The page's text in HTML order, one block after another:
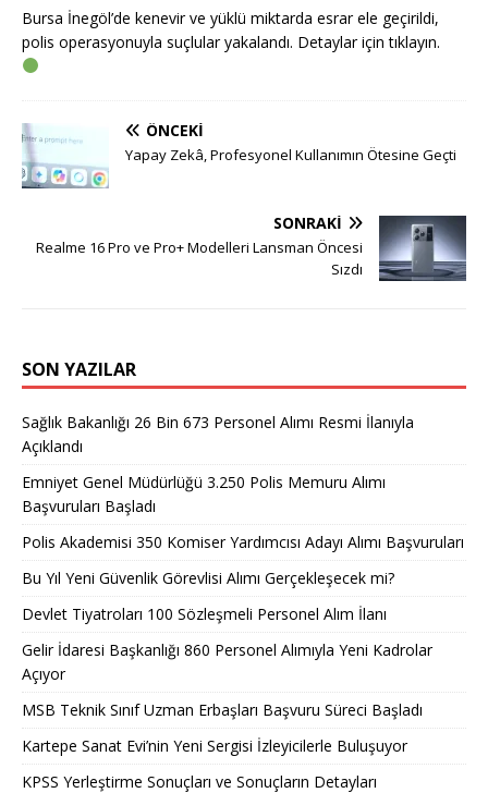
Bursa İnegöl’de kenevir ve yüklü miktarda esrar ele geçirildi,
polis operasyonuyla suçlular yakalandı. Detaylar için tıklayın.
ÖNCEKI
Yapay Zekâ, Profesyonel Kullanımın Ötesine Geçti
SONRAKI
Realme 16 Pro ve Pro+ Modelleri Lansman Öncesi
Sızdı
SON YAZILAR
Sağlık Bakanlığı 26 Bin 673 Personel Alımı Resmi İlanıyla
Açıklandı
Emniyet Genel Müdürlüğü 3.250 Polis Memuru Alımı
Başvuruları Başladı
Polis Akademisi 350 Komiser Yardımcısı Adayı Alımı Başvuruları
Bu Yıl Yeni Güvenlik Görevlisi Alımı Gerçekleşecek mi?
Devlet Tiyatroları 100 Sözleşmeli Personel Alım İlanı
Gelir İdaresi Başkanlığı 860 Personel Alımıyla Yeni Kadrolar
Açıyor
MSB Teknik Sınıf Uzman Erbaşları Başvuru Süreci Başladı
Kartepe Sanat Evi’nin Yeni Sergisi İzleyicilerle Buluşuyor
KPSS Yerleştirme Sonuçları ve Sonuçların Detayları